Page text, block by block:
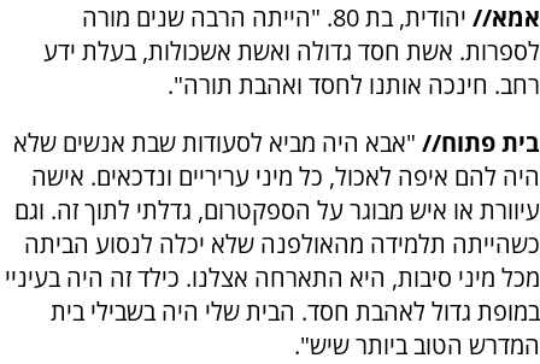
אמא//
יהודית, בת 80. "הייתה הרבה שנים מורה
לספרות. אשת חסד גדולה ואשת אשכולות, בעלת ידע
רחב. חינכה אותנו לחסד ואהבת תורה".
בית פתוח// "אבא היה מביא לסעודות שבת אנשים שלא
היה להם איפה לאכול, כל מיני עריריים ונדכאים. אישה
עיוורת או איש מבוגר על הספקטרום, גדלתי לתוך זה. וגם
כשהייתה תלמידה מהאולפנה שלא יכלה לנסוע הביתה
מכל מיני סיבות, היא התארחה אצלנו. כילד זה היה בעיניי
במופת גדול לאהבת חסד. הבית שלי היה בשבילי בית
המדרש הטוב ביותר שיש".